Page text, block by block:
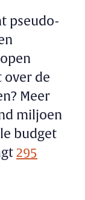
pseudo-
over de
Meer
miljoen
budget
295